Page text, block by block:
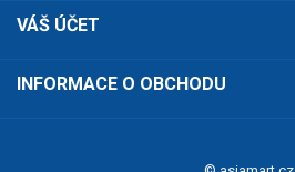
VÁŠ ÚČET
INFORMACE O OBCHODU